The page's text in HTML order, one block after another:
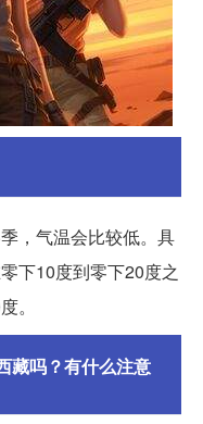
，气温会比较低。具
下10度到零下20度之
。
藏吗？有什么注意